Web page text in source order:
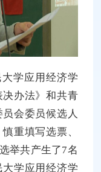
学应用经济学
办法》和共青
会委员候选人
重填写选票、
举共产生了7名
学应用经济学